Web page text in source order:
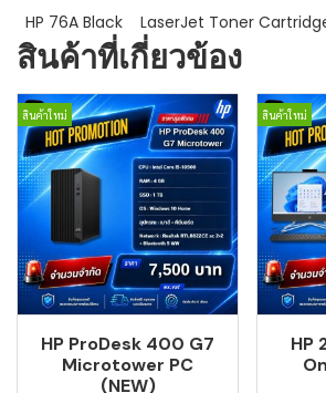
HP 76A Black LaserJet Toner
สินค้าที่เกี่ยวข้อง
สินค้าใหม่
HP ProDesk 400 G7
Microtower PC
(NEW)
สินค้าใหม่
HP